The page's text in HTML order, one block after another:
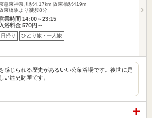
急東神奈川駅4.17km 阪東橋駅419m
東橋駅より徒歩8分
業時間 14:00～23:15
入浴料金 570円～
日帰り ひとり旅・一人旅
感じられる歴史があるいい公衆浴場です。後世に是
い歴史財産です。